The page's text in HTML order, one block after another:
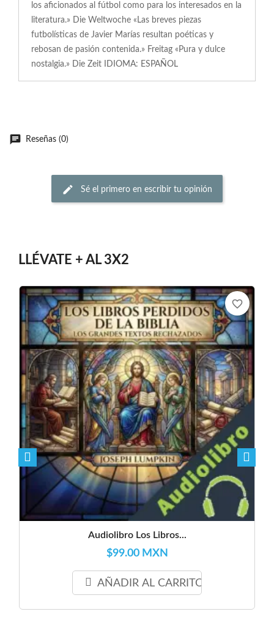
los aficionados al fútbol como para los interesados en la
literatura.» Die Weltwoche «Las breves piezas
futbolísticas de Javier Marías resultan poéticas y
rebosan de pasión contenida.» Freitag «Pura y dulce
nostalgia.» Die Zeit IDIOMA: ESPAÑOL
Reseñas (0)
Sé el primero en escribir tu opinión
LLÉVATE + AL 3X2
Audiolibro Los Libros...
$99.00 MXN
AÑADIR AL CARRITO
favorite_border